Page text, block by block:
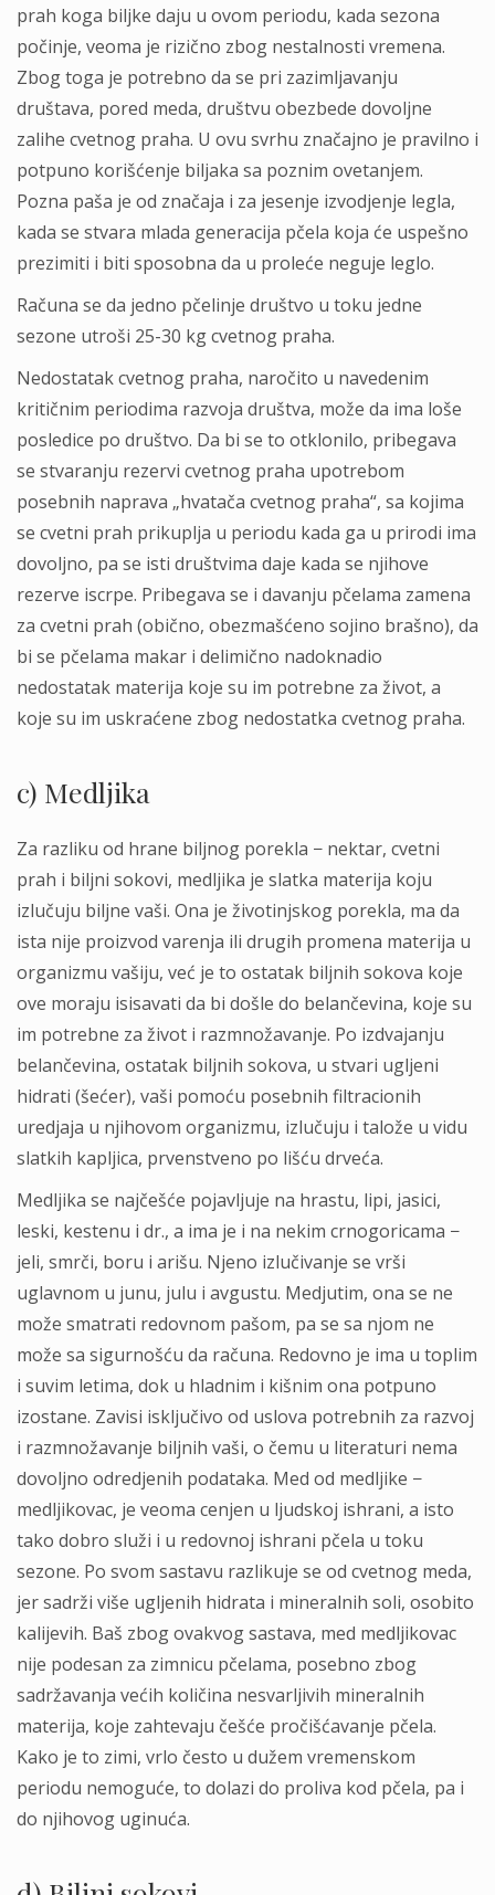
prah koga biljke daju u ovom periodu, kada sezona
počinje, veoma je rizično zbog nestalnosti vremena.
Zbog toga je potrebno da se pri zazimljavanju
društava, pored meda, društvu obezbede dovoljne
zalihe cvetnog praha. U ovu svrhu značajno je pravilno i
potpuno korišćenje biljaka sa poznim ovetanjem.
Pozna paša je od značaja i za jesenje izvodjenje legla,
kada se stvara mlada generacija pčela koja će uspešno
prezimiti i biti sposobna da u proleće neguje leglo.
Računa se da jedno pčelinje društvo u toku jedne
sezone utroši 25-30 kg cvetnog praha.
Nedostatak cvetnog praha, naročito u navedenim
kritičnim periodima razvoja društva, može da ima loše
posledice po društvo. Da bi se to otklonilo, pribegava
se stvaranju rezervi cvetnog praha upotrebom
posebnih naprava „hvatača cvetnog praha“, sa kojima
se cvetni prah prikuplja u periodu kada ga u prirodi ima
dovoljno, pa se isti društvima daje kada se njihove
rezerve iscrpe. Pribegava se i davanju pčelama zamena
za cvetni prah (obično, obezmašćeno sojino brašno), da
bi se pčelama makar i delimično nadoknadio
nedostatak materija koje su im potrebne za život, a
koje su im uskraćene zbog nedostatka cvetnog praha.
c) Medljika
Za razliku od hrane biljnog porekla − nektar, cvetni
prah i biljni sokovi, medljika je slatka materija koju
izlučuju biljne vaši. Ona je životinjskog porekla, ma da
ista nije proizvod varenja ili drugih promena materija u
organizmu vašiju, već je to ostatak biljnih sokova koje
ove moraju isisavati da bi došle do belančevina, koje su
im potrebne za život i razmnožavanje. Po izdvajanju
belančevina, ostatak biljnih sokova, u stvari ugljeni
hidrati (šećer), vaši pomoću posebnih filtracionih
uredjaja u njihovom organizmu, izlučuju i talože u vidu
slatkih kapljica, prvenstveno po lišću drveća.
Medljika se najčešće pojavljuje na hrastu, lipi, jasici,
leski, kestenu i dr., a ima je i na nekim crnogoricama −
jeli, smrči, boru i arišu. Njeno izlučivanje se vrši
uglavnom u junu, julu i avgustu. Medjutim, ona se ne
može smatrati redovnom pašom, pa se sa njom ne
može sa sigurnošću da računa. Redovno je ima u toplim
i suvim letima, dok u hladnim i kišnim ona potpuno
izostane. Zavisi isključivo od uslova potrebnih za razvoj
i razmnožavanje biljnih vaši, o čemu u literaturi nema
dovoljno odredjenih podataka. Med od medljike −
medljikovac, je veoma cenjen u ljudskoj ishrani, a isto
tako dobro služi i u redovnoj ishrani pčela u toku
sezone. Po svom sastavu razlikuje se od cvetnog meda,
jer sadrži više ugljenih hidrata i mineralnih soli, osobito
kalijevih. Baš zbog ovakvog sastava, med medljikovac
nije podesan za zimnicu pčelama, posebno zbog
sadržavanja većih količina nesvarljivih mineralnih
materija, koje zahtevaju češće pročišćavanje pčela.
Kako je to zimi, vrlo često u dužem vremenskom
periodu nemoguće, to dolazi do proliva kod pčela, pa i
do njihovog uginuća.